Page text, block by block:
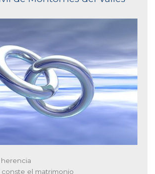
herencia
conste el matrimonio